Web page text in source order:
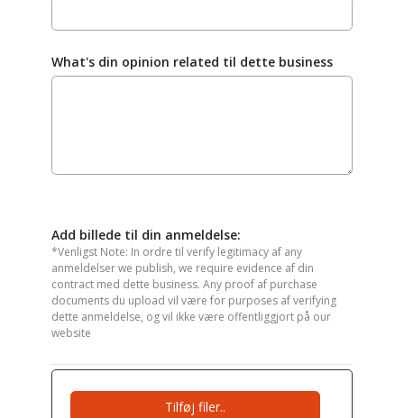
What's din opinion related til dette business
Add billede til din anmeldelse:
*Venligst Note: In ordre til verify legitimacy af any
anmeldelser we publish, we require evidence af din
contract med dette business. Any proof af purchase
documents du upload vil være for purposes af verifying
dette anmeldelse, og vil ikke være offentliggjort på our
website
Tilføj filer..